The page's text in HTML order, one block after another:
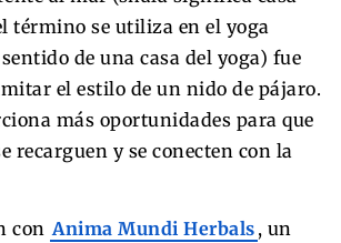
término se utiliza en el yoga
de una casa del yoga) fue
el estilo de un nido de pájaro.
más oportunidades para que
recarguen y se conecten con la
con Anima Mundi Herbals , un